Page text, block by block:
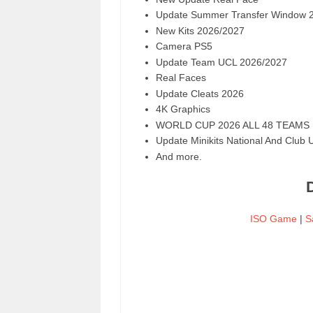
Update Summer Transfer Window
New Kits 2026/2027
Camera PS5
Update Team UCL 2026/2027
Real Faces
Update Cleats 2026
4K Graphics
WORLD CUP 2026 ALL 48 TEAMS
Update Minikits National And Club
And more.
ISO Game |